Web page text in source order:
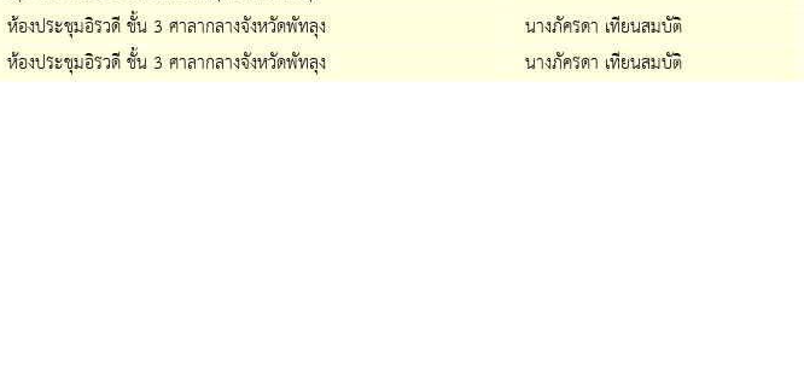
ห้องประชุมอิรวดี ชั้น 3 ศาลากลางจังหวัดพัทลุง
นางภัครดา เทียนสมบัติ
ห้องประชุมอิรวดี ชั้น 3 ศาลากลางจังหวัดพัทลุง นางภัครดา เทียนสมบัติ